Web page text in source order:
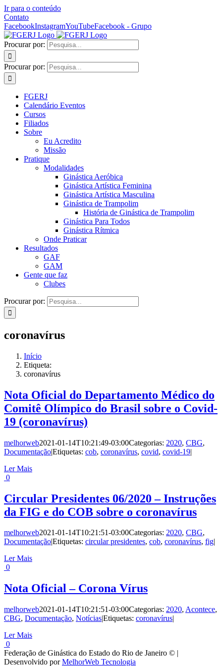
Ir para o conteúdo
Contato
FacebookInstagramYouTubeFacebook - Grupo
Procurar por:
Procurar por:
FGERJ
Calendário Eventos
Cursos
Filiados
Sobre
Eu Acredito
Missão
Pratique
Modalidades
Ginástica Aeróbica
Ginástica Artística Feminina
Ginástica Artística Masculina
Ginástica de Trampolim
História de Ginástica de Trampolim
Ginástica Para Todos
Ginástica Rítmica
Onde Praticar
Resultados
GAF
GAM
Gente que faz
Clubes
Procurar por:
coronavírus
Início
Etiqueta:
coronavírus
Nota Oficial do Departamento Médico do
Comitê Olímpico do Brasil sobre o Covid-
19 (coronavírus)
melhorweb2021-01-14T10:21:49-03:00Categorias: 2020, CBG,
Documentação|Etiquetas: cob, coronavírus, covid, covid-19|
Ler Mais
0
Circular Presidentes 06/2020 – Instruções
da FIG e do COB sobre o coronavírus
melhorweb2021-01-14T10:21:51-03:00Categorias: 2020, CBG,
Documentação|Etiquetas: circular presidentes, cob, coronavírus, fig|
Ler Mais
0
Nota Oficial – Corona Vírus
melhorweb2021-01-14T10:21:51-03:00Categorias: 2020, Acontece,
CBG, Documentação, Notícias|Etiquetas: coronavírus|
Ler Mais
0
Federação de Ginástica do Estado do Rio de Janeiro © |
Desenvolvido porMelhorWeb Tecnologia